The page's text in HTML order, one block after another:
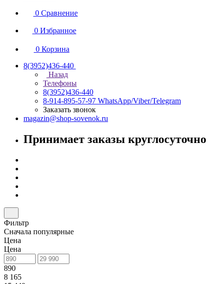
0 Сравнение
0 Избранное
0 Корзина
8(3952)436-440
Назад
Телефоны
8(3952)436-440
8-914-895-57-97 WhatsApp/Viber/Telegram
Заказать звонок
magazin@shop-sovenok.ru
Принимает заказы круглосуточно
Фильтр
Сначала популярные
Цена
Цена
890
8 165